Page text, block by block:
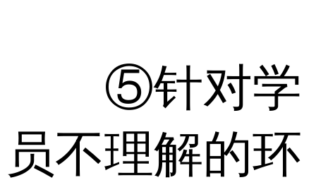
⑤针对学
员不理解的环